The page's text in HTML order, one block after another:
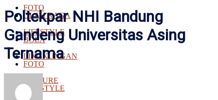
FOTO
LIFESTYLE
LINGKUNGAN
FEATURE
OLAH RAGA
BOLA
FOTO
LIFESTYLE
Poltekpar NHI Bandung
Gandeng Universitas Asing
Ternama